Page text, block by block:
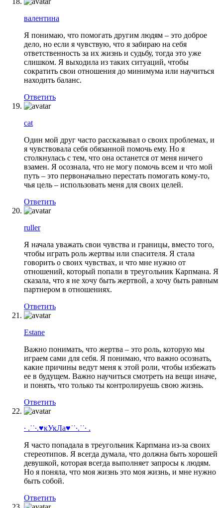
валентина
Я понимаю, что помогать другим людям – это доброе
дело, но если я чувствую, что я забираю на себя
ответственность за их жизнь и судьбу, тогда это уже
слишком. Я выходила из таких ситуаций, чтобы
сократить свои отношения до минимума или научиться
находить баланс.
Ответить
cat
Один мой друг часто рассказывал о своих проблемах, и
я чувствовала себя обязанной помочь ему. Но я
столкнулась с тем, что она останется от меня ничего
взамен. Я осознала, что не могу помочь всем и что мой
путь – это первоначально перестать помогать кому-то,
чья цель – использовать меня для своих целей.
Ответить
ruller
Я начала уважать свои чувства и границы, вместо того,
чтобы играть роль жертвы или спасителя. Я стала
говорить о своих чувствах, и что мне нужно от
отношений, который попали в треугольник Карпмана. Я
сказала, что я не хочу быть жертвой, а хочу быть равным
партнером в отношениях.
Ответить
Estane
Важно понимать, что жертва – это роль, которую мы
играем сами для себя. Я понимаю, что важно осознать,
какие причины ведут меня к этой роли, чтобы избежать
ее в будущем. Важно научиться смотреть на вещи иначе,
и понять, что только ты контролируешь свою жизнь.
Ответить
· .˙˙·.♥кУкЛа♥˙˙·.˙˙· .
Я часто попадала в треугольник Карпмана из-за своих
стереотипов. Я всегда думала, что должна быть хорошей
девушкой, которая всегда выполняет запросы к людям.
Но я поняла, что моя жизнь это моя жизнь, и мне нужно
быть собой.
Ответить